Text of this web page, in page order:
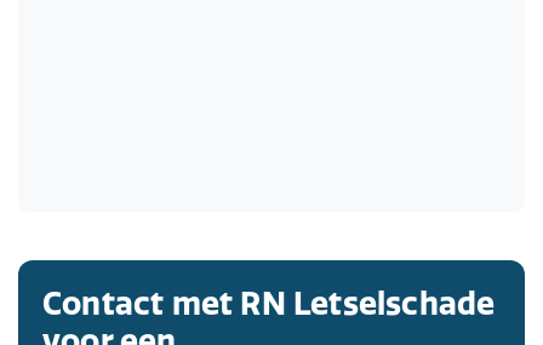
Contact met RN Letselschade